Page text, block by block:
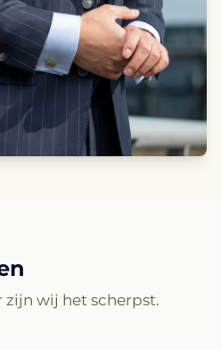
zijn wij het scherpst.